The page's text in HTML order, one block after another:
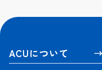
ACUについて